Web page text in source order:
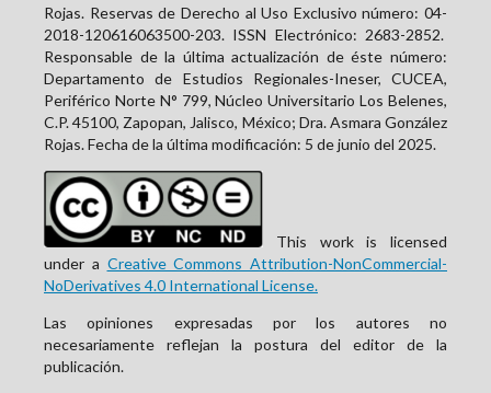
Rojas. Reservas de Derecho al Uso Exclusivo número: 04-
2018-120616063500-203. ISSN Electrónico: 2683-2852.
Responsable de la última actualización de éste número:
Departamento de Estudios Regionales-Ineser, CUCEA,
Periférico Norte N° 799, Núcleo Universitario Los Belenes,
C.P. 45100, Zapopan, Jalisco, México; Dra. Asmara González
Rojas. Fecha de la última modificación: 5 de junio del 2025.
This work is licensed
under a Creative Commons Attribution-NonCommercial-
NoDerivatives 4.0 International License.
Las opiniones expresadas por los autores no
necesariamente reflejan la postura del editor de la
publicación.